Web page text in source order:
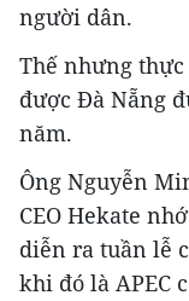
người dân.
Thế nhưng
được Đà Nẵng
năm.
Ông Nguyễn
CEO Hekate
diễn ra tuần lễ
khi đó là APEC